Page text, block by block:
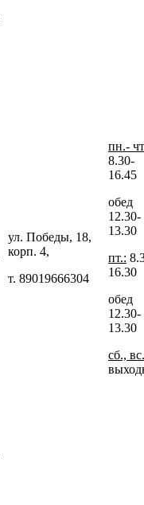
ул. Победы, 18,
корп. 4,
т. 89019666304
пн.-
8.30-
16.45
обед
12.30-
13.30
пт.:
16.30
обед
12.30-
13.30
сб., вс.